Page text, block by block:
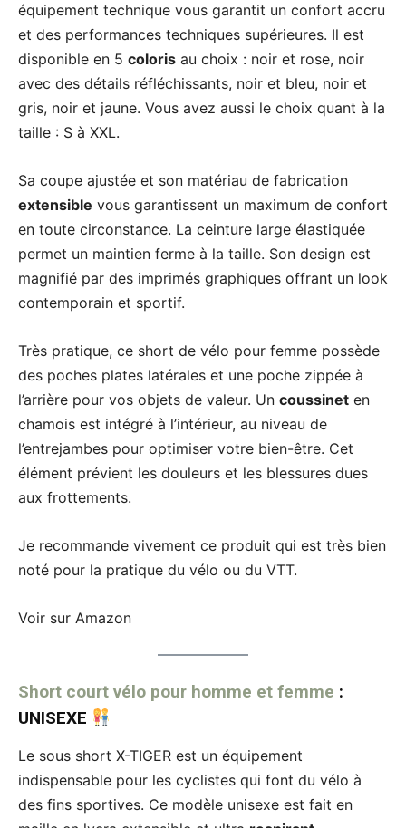
équipement technique vous garantit un confort accru
et des performances techniques supérieures. Il est
disponible en 5 coloris au choix : noir et rose, noir
avec des détails réfléchissants, noir et bleu, noir et
gris, noir et jaune. Vous avez aussi le choix quant à la
taille : S à XXL.
Sa coupe ajustée et son matériau de fabrication
extensible vous garantissent un maximum de confort
en toute circonstance. La ceinture large élastiquée
permet un maintien ferme à la taille. Son design est
magnifié par des imprimés graphiques offrant un look
contemporain et sportif.
Très pratique, ce short de vélo pour femme possède
des poches plates latérales et une poche zippée à
l’arrière pour vos objets de valeur. Un coussinet en
chamois est intégré à l’intérieur, au niveau de
l’entrejambes pour optimiser votre bien-être. Cet
élément prévient les douleurs et les blessures dues
aux frottements.
Je recommande vivement ce produit qui est très bien
noté pour la pratique du vélo ou du VTT.
Voir sur Amazon
Short court vélo pour homme et femme :
UNISEXE
Le sous short X-TIGER est un équipement
indispensable pour les cyclistes qui font du vélo à
des fins sportives. Ce modèle unisexe est fait en